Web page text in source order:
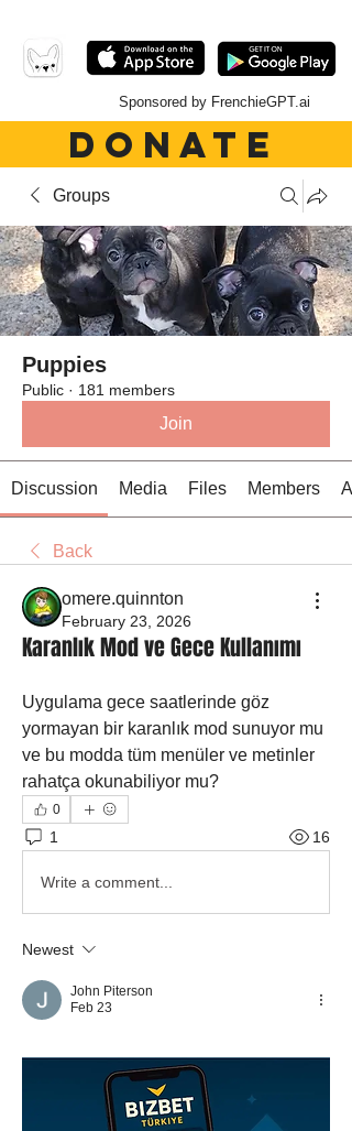
Sponsored by FrenchieGPT.ai
DONATE
Groups
Puppies
Public · 181 members
Join
Discussion Media Files Members
Back
omere.quinnton
February 23, 2026
Karanlık Mod ve Gece Kullanımı
Uygulama gece saatlerinde göz
yormayan bir karanlık mod sunuyor mu
ve bu modda tüm menüler ve metinler
rahatça okunabiliyor mu?
0
1 16
Write a comment...
Newest
John Piterson
Feb 23